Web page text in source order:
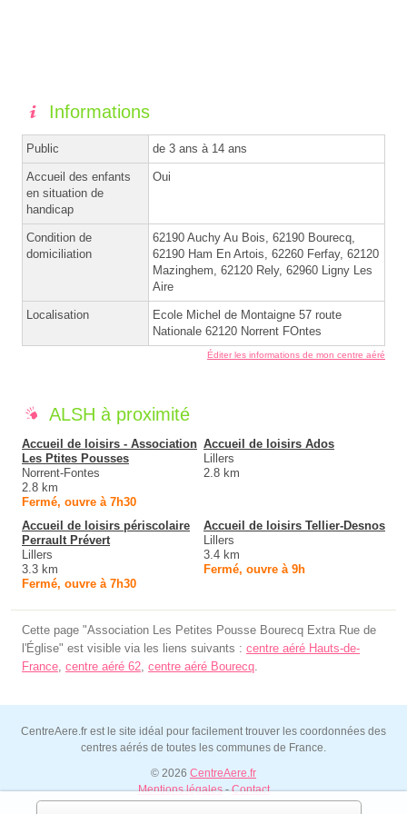
Informations
Public de 3 ans à 14 ans
Accueil des enfants
en situation de
handicap
Oui
Condition de
domiciliation
62190 Auchy Au Bois, 62190 Bourecq,
62190 Ham En Artois, 62260 Ferfay, 62120
Mazinghem, 62120 Rely, 62960 Ligny Les
Aire
Localisation
Ecole Michel de Montaigne 57 route
Nationale 62120 Norrent FOntes
Éditer les informations de mon centre aéré
ALSH à proximité
Accueil de loisirs - Association
Les Ptites Pousses
Norrent-Fontes
2.8 km
Fermé, ouvre à 7h30
Accueil de loisirs Ados
Lillers
2.8 km
Accueil de loisirs périscolaire
Perrault Prévert
Lillers
3.3 km
Fermé, ouvre à 7h30
Accueil de loisirs Tellier-Desnos
Lillers
3.4 km
Fermé, ouvre à 9h
Cette page "Association Les Petites Pousse Bourecq Extra Rue de
l'Église" est visible via les liens suivants : centre aéré Hauts-de-
France centre aéré 62 centre aéré Bourecq
CentreAere.fr est le site idéal pour facilement trouver les coordonnées des
centres aérés de toutes les communes de France.
© 2026 CentreAere.fr
Mentions légales-Contact